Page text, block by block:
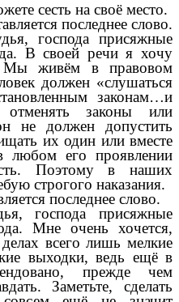
сесть на своё место.
последнее слово.
господа присяжные
В своей речи я хочу
Мы живём в правовом
должен «слушаться
законам…и
отменять законы или
не должен допустить
их один или вместе
любом его проявлении
Поэтому в наших
строгого наказания.
последнее слово.
господа присяжные
Мне очень хочется,
всего лишь мелкие
выходки, ведь ещё в
прежде чем
Заметьте, сделать